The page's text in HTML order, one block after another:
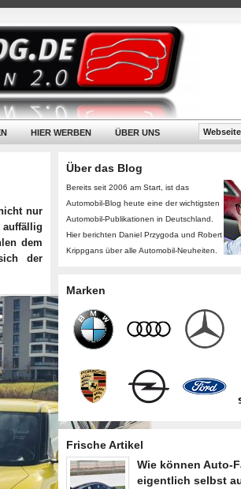
HIER WERBEN ÜBER UNS
nur
dem
der
Über das Blog
Bereits seit 2006 am Start, ist das
Automobil-Blog heute eine der wichtigsten
Automobil-Publikationen in Deutschland.
Hier berichten Daniel Przygoda und Robert
Krippgans über alle Automobil-Neuheiten.
Marken
Frische Artikel
Wie können Auto-
eigentlich selbst